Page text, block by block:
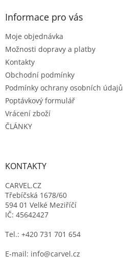
Informace pro vás
Moje objednávka
Možnosti dopravy a platby
Kontakty
Obchodní podmínky
Podmínky ochrany osobních údajů
Poptávkový formulář
Vrácení zboží
ČLÁNKY
KONTAKTY
CARVEL.CZ
Třebíčská 1678/60
594 01 Velké Meziříčí
IČ: 45642427
Tel.: +420 731 701 654
E-mail: info@carvel.cz